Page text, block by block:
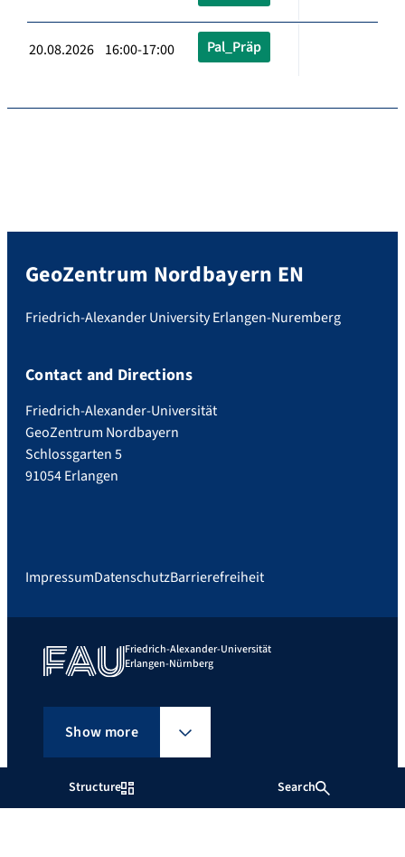
Structure Search
20.08.2026 16:00-17:00 Pal_Präp
GeoZentrum Nordbayern EN
Friedrich-Alexander University Erlangen-Nuremberg
Contact and Directions
Friedrich-Alexander-Universität
GeoZentrum Nordbayern
Schlossgarten 5
91054 Erlangen
ImpressumDatenschutzBarrierefreiheit
Friedrich-Alexander-Universität
Erlangen-Nürnberg
Show more